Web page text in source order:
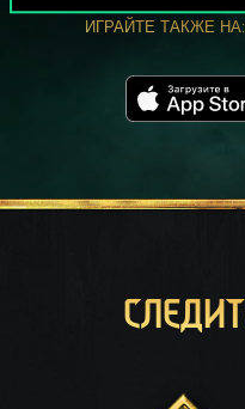
ИГРАЙТЕ ТАКЖЕ НА: